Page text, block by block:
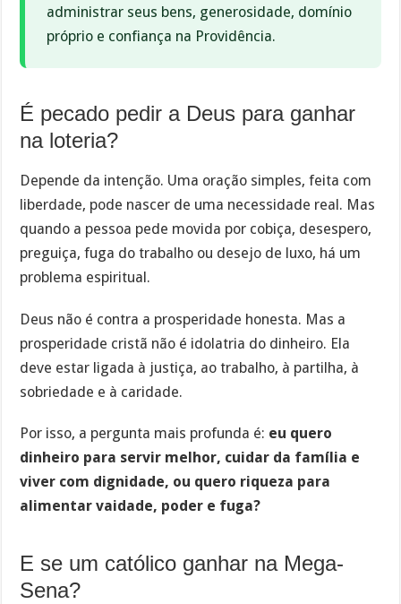
administrar seus bens, generosidade, domínio
próprio e confiança na Providência.
É pecado pedir a Deus para ganhar
na loteria?
Depende da intenção. Uma oração simples, feita com
liberdade, pode nascer de uma necessidade real. Mas
quando a pessoa pede movida por cobiça, desespero,
preguiça, fuga do trabalho ou desejo de luxo, há um
problema espiritual.
Deus não é contra a prosperidade honesta. Mas a
prosperidade cristã não é idolatria do dinheiro. Ela
deve estar ligada à justiça, ao trabalho, à partilha, à
sobriedade e à caridade.
Por isso, a pergunta mais profunda é: eu quero
dinheiro para servir melhor, cuidar da família e
viver com dignidade, ou quero riqueza para
alimentar vaidade, poder e fuga?
E se um católico ganhar na Mega-
Sena?